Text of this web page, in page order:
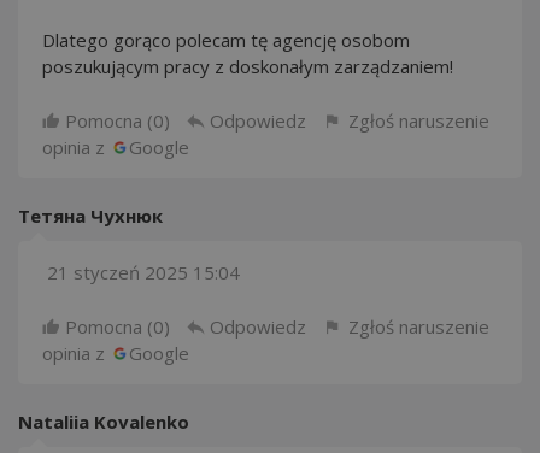
Dlatego gorąco polecam tę agencję osobom
poszukującym pracy z doskonałym zarządzaniem!
Pomocna (0) Odpowiedz
Zgłoś naruszenie
opinia z
Google
Тетяна Чухнюк
21 styczeń 2025 15:04
Pomocna (0) Odpowiedz
Zgłoś naruszenie
opinia z
Google
Nataliia Kovalenko